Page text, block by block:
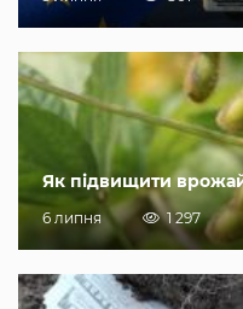
Як підвищити
6 липня 1 297